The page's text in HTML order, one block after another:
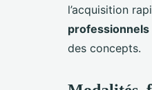
l’acquisition
professionnels
des concepts.